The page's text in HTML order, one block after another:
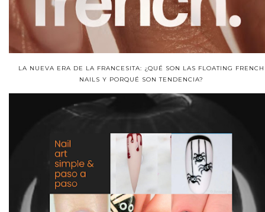
LA NUEVA ERA DE LA FRANCESITA: ¿QUÉ SON LAS FLOATING FRENCH
NAILS Y PORQUÉ SON TENDENCIA?